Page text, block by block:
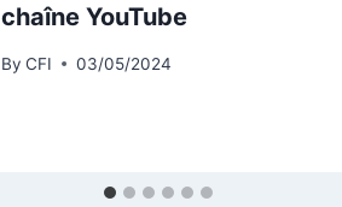
chaîne YouTube
By CFI 03/05/2024